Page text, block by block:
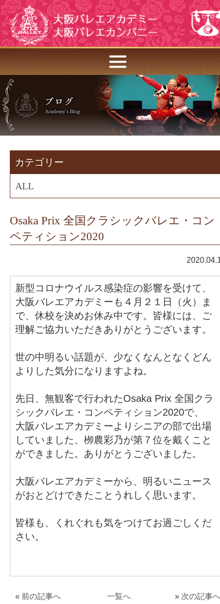
カテゴリー
ALL
Osaka Prix 全国クラシックバレエ・コン
ペティション2020
新型コロナウイルス感染症の影響を受けて、
大阪バレエアカデミーも４月２１日（火）ま
で、休校を決めお休み中です。皆様には、ご
理解ご協力いただきありがとうございます。
世の中明るい話題が、少なくなんとなくどん
よりした気分になりますよね。
先日、無観客で行われたOsaka Prix 全国クラ
シックバレエ・コンペティション2020で、
大阪バレエアカデミーよりシニアの部で出場
していました、栁農彩乃が第７位を戴くこと
ができました。ありがとうございました。
大阪バレエアカデミーから、明るいニュース
がおとどけできたことうれしく思います。
皆様も、くれぐれも気をつけてお過ごしくだ
さい。
« 前の記事へ 一覧へ » 次の記事へ